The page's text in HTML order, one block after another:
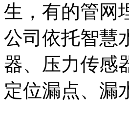
生，有的管网
公司依托智慧
器、压力传感
定位漏点、漏